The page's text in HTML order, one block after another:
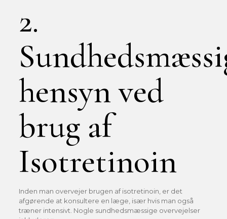
2.
hensyn ved
brug af
Isotretinoin
Inden man overvejer brugen af isotretinoin, er det
afgørende at konsultere en læge, især hvis man også
træner intensivt. Nogle sundhedsmæssige overvejelser